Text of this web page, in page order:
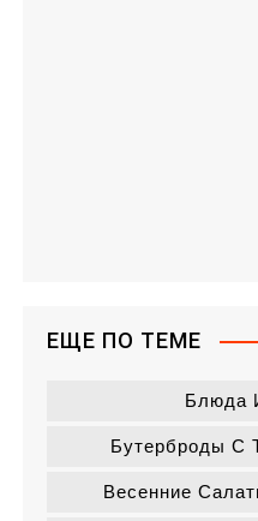
ЕЩЕ ПО ТЕМЕ
Блюда
Бутерброды С
Весенние